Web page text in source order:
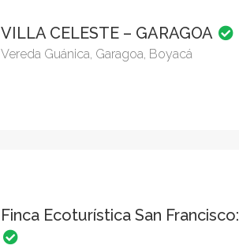
VILLA CELESTE – GARAGOA
Vereda Guánica, Garagoa, Boyacá
Finca Ecoturística San Francisco: